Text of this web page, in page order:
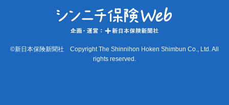
©新日本保険新聞社 Copyright The Shinnihon Hoken Shimbun Co., Ltd. All
rights reserved.